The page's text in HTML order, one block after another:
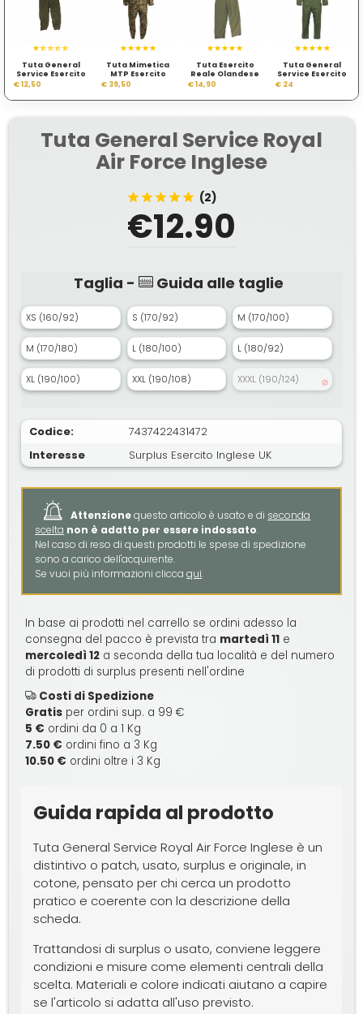
Tuta General
Service Esercito
Belga
€ 12,50
Tuta Mimetica
MTP Esercito
Inglese
€ 39,50
Tuta Esercito
Reale Olandese
€ 14,90
Tuta General
Service Esercito
Reale Inglese
€ 24
Tuta General Service Royal
Air Force Inglese
(2)
€12.90
Taglia - Guida alle taglie
XS (160/92) S (170/92) M (170/100)
M (170/180) L (180/100) L (180/92)
XL (190/100) XXL (190/108) XXXL (190/124)
Codice:
7437422431472
Interesse
Surplus Esercito Inglese UK
Attenzionequesto articolo è usato e di seconda
scelta non è adatto per essere indossato.
Nel caso di reso di questi prodotti le spese di spedizione
sono a carico dell'acquirente.
Se vuoi più informazioni cliccaqui.
In base ai prodotti nel carrello se ordini adesso la
consegna del pacco è prevista tra martedì 11 e
mercoledì 12 a seconda della tua località e del numero
di prodotti di surplus presenti nell'ordine
Costi di Spedizione
Gratis per ordini sup. a 99 €
5 € ordini da 0 a 1 Kg
7.50 € ordini fino a 3 Kg
10.50 € ordini oltre i 3 Kg
Guida rapida al prodotto
Tuta General Service Royal Air Force Inglese è un
distintivo o patch, usato, surplus e originale, in
cotone, pensato per chi cerca un prodotto
pratico e coerente con la descrizione della
scheda.
Trattandosi di surplus o usato, conviene leggere
condizioni e misure come elementi centrali della
scelta. Materiali e colore indicati aiutano a capire
se l'articolo si adatta all'uso previsto.